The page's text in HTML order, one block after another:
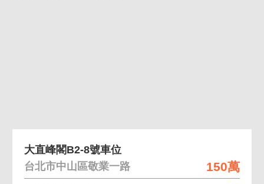
150萬
大直峰閣B2-8號車位
台北市中山區敬業一路